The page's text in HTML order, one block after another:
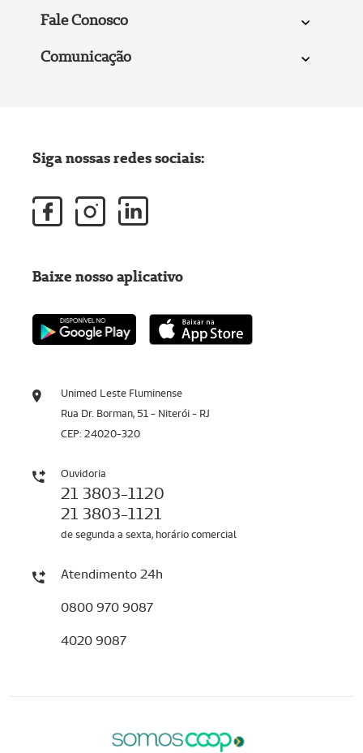
Fale Conosco
Comunicação
Unimed Leste Fluminense
Rua Dr. Borman, 51 - Niterói - RJ
CEP: 24020-320
Ouvidoria
21 3803-1120
21 3803-1121
de segunda a sexta, horário comercial
Atendimento 24h
0800 970 9087
4020 9087
Siga nossas redes sociais:
Baixe nosso aplicativo